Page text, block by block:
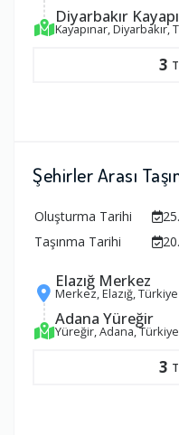
Diyarbakır
Kayapınar, Diyarbakır,
3
Şehirler Arası
Oluşturma Tarihi
Taşınma Tarihi
Elazığ Merkez
Merkez, Elazığ, Türkiye
Adana Yüreğir
Yüreğir, Adana, Türkiye
3